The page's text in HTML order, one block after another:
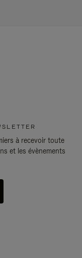
à recevoir toute
et les évènements